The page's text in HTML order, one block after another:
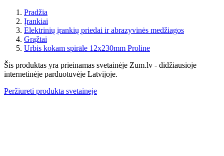
Pradžia
Įrankiai
Elektrinių įrankių priedai ir abrazyvinės medžiagos
Grąžtai
Urbis kokam spirāle 12x230mm Proline
Šis produktas yra prieinamas svetainėje Zum.lv - didžiausioje
internetinėje parduotuvėje Latvijoje.
Peržiureti produkta svetaineje